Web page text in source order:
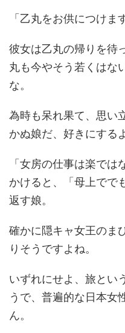
「乙丸をお供につけま
彼女は乙丸の帰りを待
丸も今やそう若くは
な。
為時も呆れ果て、思い
かぬ娘だ、好きにする
「女房の仕事は楽では
かけると、「母上でで
返す娘。
確かに隠キャ女王のま
りそうですよね。
いずれにせよ、旅とい
うで、普遍的な日本女
ん。